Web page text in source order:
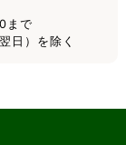
まで
日）を除く